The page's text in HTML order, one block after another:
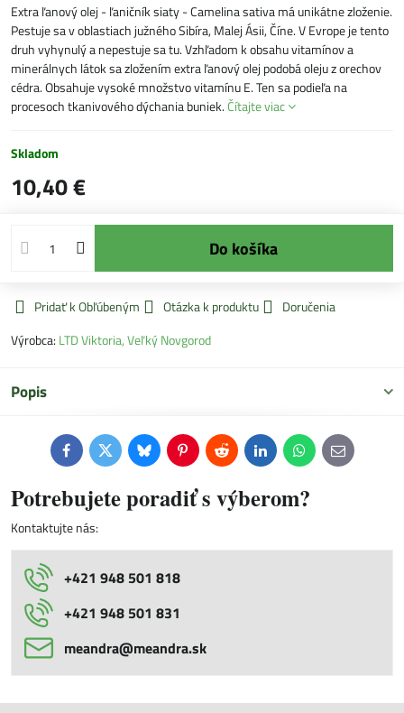
Extra ľanový olej - ľaničník siaty - Camelina sativa má unikátne zloženie.
Pestuje sa v oblastiach južného Sibíra, Malej Ásii, Číne. V Evrope je tento
druh vyhynulý a nepestuje sa tu. Vzhľadom k obsahu vitamínov a
minerálnych látok sa zložením extra ľanový olej podobá oleju z orechov
cédra. Obsahuje vysoké množstvo vitamínu E. Ten sa podieľa na
procesoch tkanivového dýchania buniek.Čítajte viac
Skladom
10,40 €
Do košíka
Pridať k Obľúbeným Otázka k produktu
Doručenia
Výrobca: LTD Viktoria, Veľký Novgorod
Popis
FacebookTwitterBlueskyPinterestReddit LinkedInWhatsApp
E-
mail
Potrebujete poradiť s výberom?
Kontaktujte nás:
+421 948 501 818
+421 948 501 831
meandra​@meandra​.sk